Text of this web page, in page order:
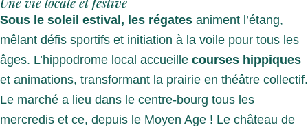
Sous le soleil estival, les régates animent l’étang,
mêlant défis sportifs et initiation à la voile pour tous les
âges. L’hippodrome local accueille courses hippiques
et animations, transformant la prairie en théâtre collectif.
Le marché a lieu dans le centre-bourg tous les
mercredis et ce, depuis le Moyen Age ! Le château de